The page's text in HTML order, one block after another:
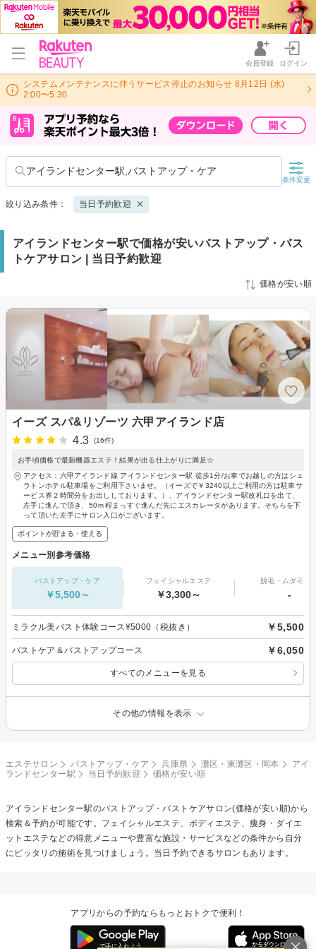
会員登録 ログイン
システムメンテナンスに伴うサービス停止のお知らせ 8月12日 (水)
2:00〜5:30
アイランドセンター駅,バストアップ・ケア
条件変更
絞り込み条件： 当日予約歓迎
アイランドセンター駅で価格が安いバストアップ・バス
トケアサロン | 当日予約歓迎
価格が安い順
イーズ スパ&リゾーツ 六甲アイランド店
4.3
(16件)
お手頃価格で最新機器エステ！結果が出る仕上がりに満足☆
アクセス：六甲アイランド線 アイランドセンター駅 徒歩1分/お車でお越しの方はシェ
ラトンホテル駐車場をご利用下さいませ。（イーズで￥3240以上ご利用の方は駐車サ
ービス券２時間分をお出ししております。）、アイランドセンター駅改札口を出て、
左手に進んで頂き、50ｍ程まっすぐ進んだ先にエスカレータがあります。そちらを下
って頂いた左手にサロン入口がございます。
ポイントが貯まる・使える
メニュー別参考価格
バストアップ・ケア
￥5,500～
フェイシャルエステ
￥3,300～
脱毛・ムダ毛処
-
ミラクル美バスト体験コース¥5000（税抜き） ￥5,500
バストケア＆バストアップコース ￥6,050
すべてのメニューを見る
その他の情報を表示
エステサロン バストアップ・ケア 兵庫県 灘区・東灘区・岡本
アイ
ランドセンター駅
当日予約歓迎 価格が安い順
アイランドセンター駅のバストアップ・バストケアサロン(価格が安い順)から
検索＆予約が可能です。フェイシャルエステ、ボディエステ、痩身・ダイエ
ットエステなどの得意メニューや豊富な施設・サービスなどの条件から自分
にピッタリの施術を見つけましょう。当日予約できるサロンもあります。
アプリからの予約ならもっとおトクで便利！